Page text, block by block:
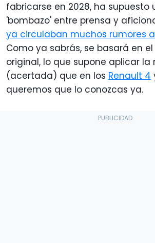
fabricarse en 2028, ha supuesto
'bombazo' entre prensa y
ya circulaban muchos rumores
Como ya sabrás, se basará en
original, lo que supone aplicar
(acertada) que en los Renault 4
queremos que lo conozcas ya.